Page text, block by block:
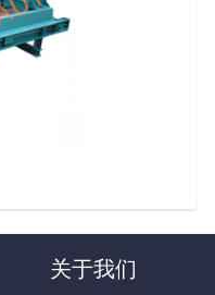
关于我们